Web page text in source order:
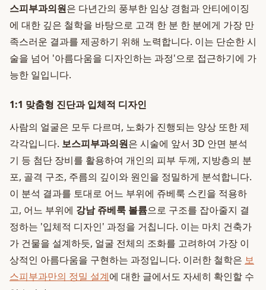
스피부과의원은 다년간의 풍부한 임상 경험과 안티에이징
에 대한 깊은 철학을 바탕으로 고객 한 분 한 분에게 가장 만
족스러운 결과를 제공하기 위해 노력합니다. 이는 단순한 시
술을 넘어 '아름다움을 디자인하는 과정'으로 접근하기에 가
능한 일입니다.
1:1 맞춤형 진단과 입체적 디자인
사람의 얼굴은 모두 다르며, 노화가 진행되는 양상 또한 제
각각입니다. 보스피부과의원은 시술에 앞서 3D 안면 분석
기 등 첨단 장비를 활용하여 개인의 피부 두께, 지방층의 분
포, 골격 구조, 주름의 깊이와 원인을 정밀하게 분석합니다.
이 분석 결과를 토대로 어느 부위에 쥬베룩 스킨을 적용하
고, 어느 부위에 강남 쥬베룩 볼륨으로 구조를 잡아줄지 결
정하는 '입체적 디자인' 과정을 거칩니다. 이는 마치 건축가
가 건물을 설계하듯, 얼굴 전체의 조화를 고려하여 가장 이
상적인 아름다움을 구현하는 과정입니다. 이러한 철학은 보
스피부과만의 정밀 설계에 대한 글에서도 자세히 확인할 수